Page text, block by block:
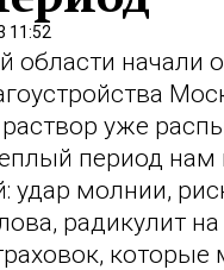
11:52
области начали
уже
период
молнии,
радикулит
которые